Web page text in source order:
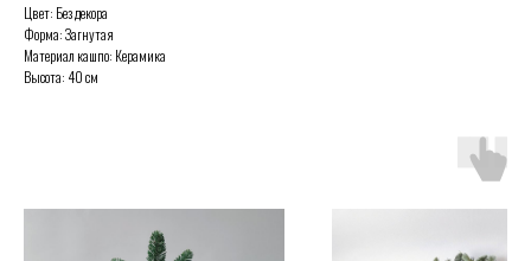
Цвет: Без декора
Форма: Загнутая
Материал кашпо: Керамика
Высота: 40 см